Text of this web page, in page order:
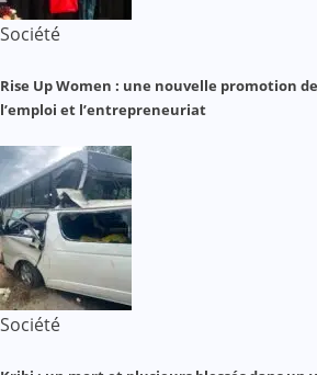
Société
Rise Up Women : une nouvelle promotion
l’emploi et l’entrepreneuriat
Société